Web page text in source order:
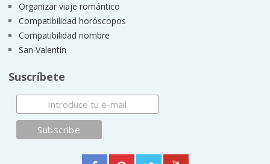
Organizar viaje romántico
Compatibilidad horóscopos
Compatibilidad nombre
San Valentín
Suscríbete